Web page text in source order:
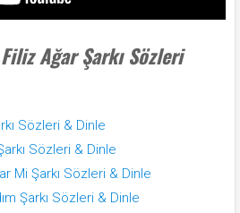
Ağar Şarkı Sözleri
Sözleri & Dinle
Sözleri & Dinle
Mi Şarkı Sözleri & Dinle
Şarkı Sözleri & Dinle